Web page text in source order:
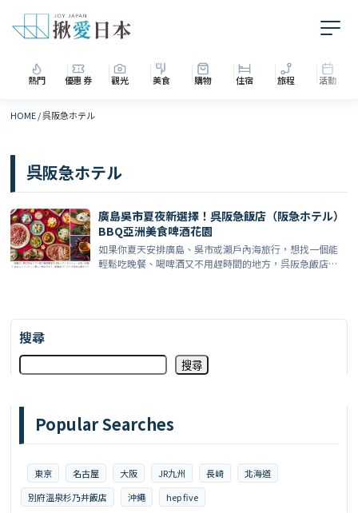
熱門 優惠券 觀光 美食 購物 住宿 旅程 活動
HOME/呉阪急ホテル
呉阪急ホテル
廣島吳市夏夜新選擇！呉阪急飯店（阪急ホテル）
BBQ亞洲美食啤酒花園
如果你夏天安排廣島、吳市或瀨戶內海旅行，想找一個能
輕鬆吃晚餐、喝啤酒又不用趕時間的地方，呉阪急飯店
搜尋
搜尋
Popular Searches
東京 名古屋 大阪 JR九州 長崎
北海道
別府溫泉杉乃井飯店
沖繩 hep five